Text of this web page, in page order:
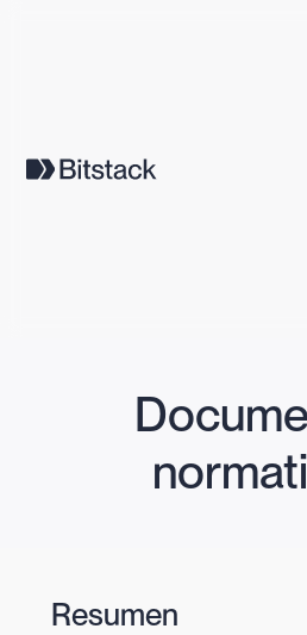
Resumen